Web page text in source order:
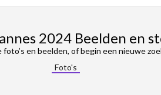
2024 Beelden en
en beelden, of begin een nieuwe
Foto's